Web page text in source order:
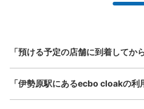
指定して
全国1,000箇所
¥800/
器、ベビーカーなど）
「預ける予定の店舗に到着してか
「伊勢原駅にあるecbo cloakの利